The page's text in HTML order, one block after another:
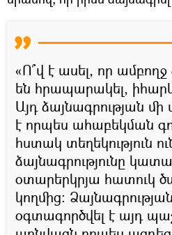
«Ո՞վ է ասել, որ ամբողջ
են հրապարակել,
Այդ ձայնագրության
է որպես ահաբեկման
հստակ տեղեկություն
ձայնագրությունը
օտարերկրյա հատուկ
կողմից։
օգտագործվել է այդ